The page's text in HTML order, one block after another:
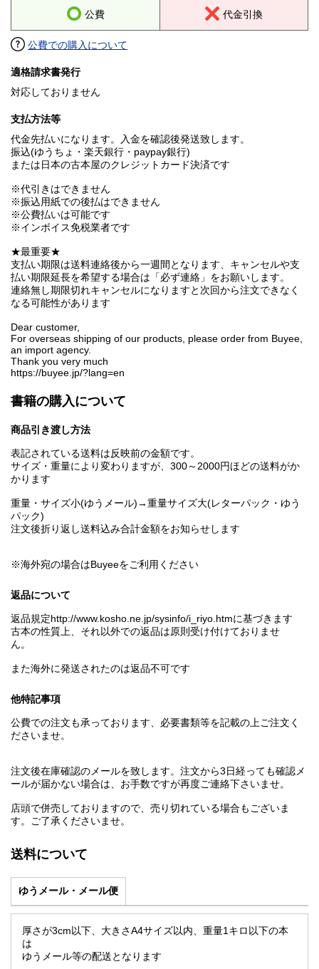
公費 代金引換
公費での購入について
適格請求書発行
対応しておりません
支払方法等
代金先払いになります。入金を確認後発送致します。
振込(ゆうちょ・楽天銀行・paypay銀行)
または日本の古本屋のクレジットカード決済です
※代引きはできません
※振込用紙での後払はできません
※公費払いは可能です
※インボイス免税業者です
★最重要★
支払い期限は送料連絡後から一週間となります、キャンセルや支
払い期限延長を希望する場合は「必ず連絡」をお願いします。
連絡無し期限切れキャンセルになりますと次回から注文できなく
なる可能性があります
Dear customer,
For overseas shipping of our products, please order from Buyee,
an import agency.
Thank you very much
https://buyee.jp/?lang=en
書籍の購入について
商品引き渡し方法
表記されている送料は反映前の金額です。
サイズ・重量により変わりますが、300～2000円ほどの送料がか
かります
重量・サイズ小(ゆうメール)→重量サイズ大(レターパック・ゆう
パック)
注文後折り返し送料込み合計金額をお知らせします
※海外宛の場合はBuyeeをご利用ください
返品について
返品規定http://www.kosho.ne.jp/sysinfo/i_riyo.htmに基づきます
古本の性質上、それ以外での返品は原則受け付けておりませ
ん。
また海外に発送されたのは返品不可です
他特記事項
公費での注文も承っております、必要書類等を記載の上ご注文く
ださいませ。
注文後在庫確認のメールを致します。注文から3日経っても確認メ
ールが届かない場合は、お手数ですが再度ご連絡下さいませ。
店頭で併売しておりますので、売り切れている場合もございま
す。ご了承くださいませ。
送料について
ゆうメール・メール便
厚さが3cm以下、大きさA4サイズ以内、重量1キロ以下の本
は
ゆうメール等の配送となります